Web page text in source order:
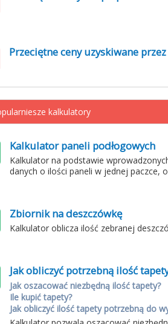
Przeciętne ceny uzyskiwane
kalkulatory
Kalkulator paneli podłogowych
Kalkulator na podstawie
danych o ilości paneli w jednej paczce,
Zbiornik na deszczówkę
Kalkulator oblicza ilość zebranej
Jak obliczyć potrzebną ilość
Jak oszacować niezbędną ilość tapety?
Ile kupić tapety?
Jak obliczyć ilość tapety potrzebną do